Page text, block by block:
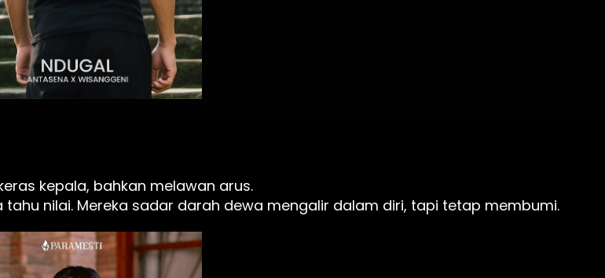
kepala, bahkan melawan arus.
nilai. Mereka sadar darah dewa mengalir dalam diri, tapi tetap membumi.